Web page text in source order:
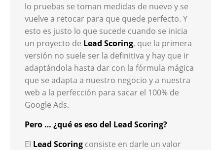
lo pruebas se toman medidas de nuevo y se
vuelve a retocar para que quede perfecto. Y
esto es justo lo que sucede cuando se inicia
un proyecto de Lead Scoring, que la primera
versión no suele ser la definitiva y hay que ir
adaptándola hasta dar con la fórmula mágica
que se adapta a nuestro negocio y a nuestra
web a la perfección para sacar el 100% de
Google Ads.
Pero … ¿qué es eso del Lead Scoring?
El Lead Scoring consiste en darle un valor